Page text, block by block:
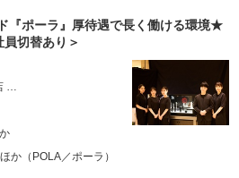
『ポーラ』厚待遇で長く働ける環境★
切替あり＞
…
か（POLA／ポーラ）